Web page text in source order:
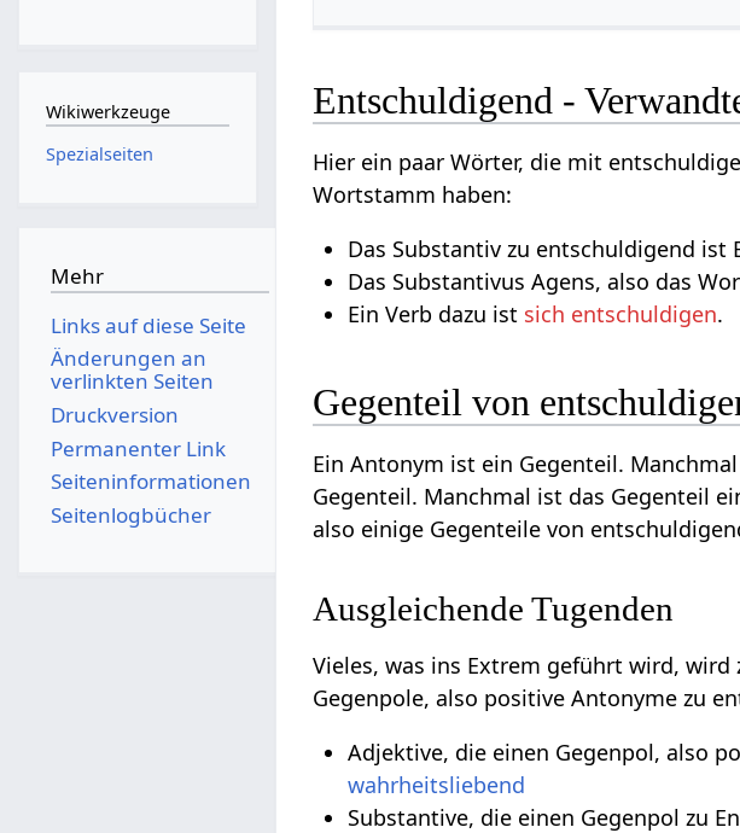
Entschuldigend -
Hier ein paar Wörter, die mit
Wortstamm haben:
Das Substantiv zu entschuldigend ist
Das Substantivus Agens, also das
Ein Verb dazu ist sich entschuldigen.
Gegenteil von
Ein Antonym ist ein Gegenteil.
Gegenteil. Manchmal ist das Gegenteil
also einige Gegenteile von
Ausgleichende Tugenden
Vieles, was ins Extrem geführt wird,
Gegenpole, also positive Antonyme zu
Adjektive, die einen Gegenpol, also
wahrheitsliebend
Substantive, die einen Gegenpol zu
Wikiwerkzeuge
Spezialseiten
Mehr
Links auf diese Seite
Änderungen an
verlinkten Seiten
Druckversion
Permanenter Link
Seiten­­informationen
Seitenlogbücher